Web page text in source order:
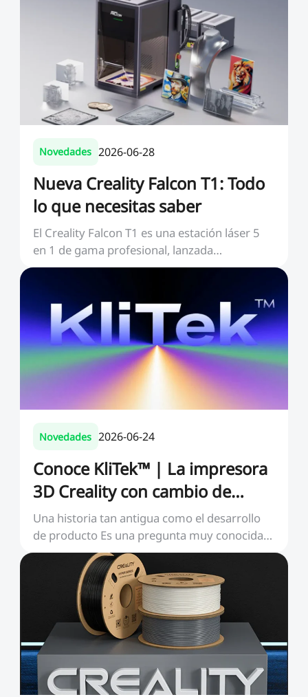
Novedades 2026-06-28
Nueva Creality Falcon T1: Todo
lo que necesitas saber
El Creality Falcon T1 es una estación láser 5
en 1 de gama profesional, lanzada
oficialmente el 2...
Novedades 2026-06-24
Conoce KliTek™ | La impresora
3D Creality con cambio de
boquilla llegará en 2026
Una historia tan antigua como el desarrollo
de producto Es una pregunta muy conocida
para cualqui...